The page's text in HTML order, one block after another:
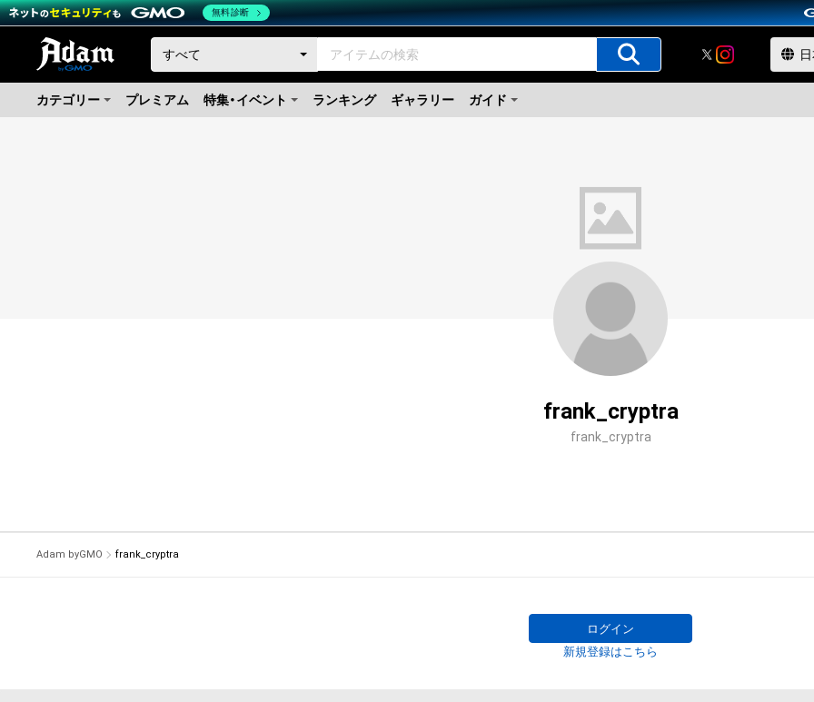
カテゴリー プレミアム 特集・イベント ランキング ギャラリー ガイド
frank_cryptra
frank_cryptra
Adam byGMO frank_cryptra
ログイン
新規登録はこちら
無料診断